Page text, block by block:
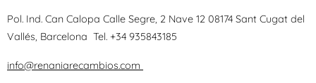
Pol. Ind. Can Calopa Calle Segre, 2 Nave 12 08174 Sant Cugat del
Vallés, Barcelona Tel. +34 935843185
info@renaniarecambios.com